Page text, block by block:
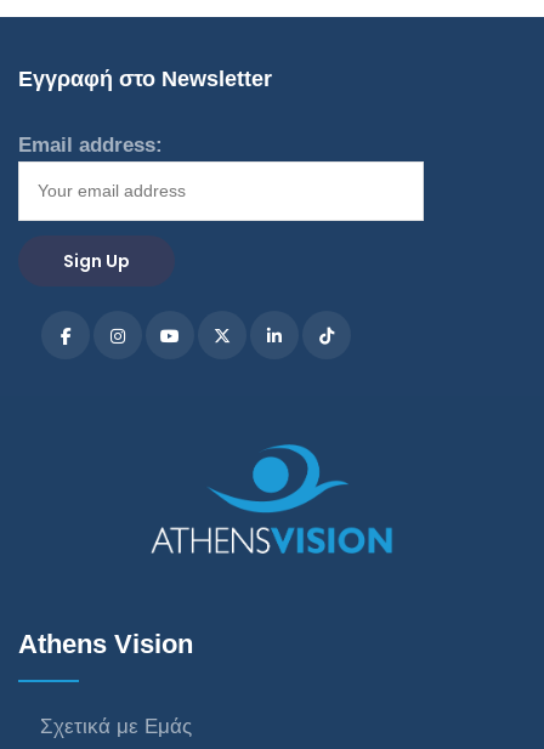
Εγγραφή στο Newsletter
Email address:
Athens Vision
Σχετικά με Εμάς